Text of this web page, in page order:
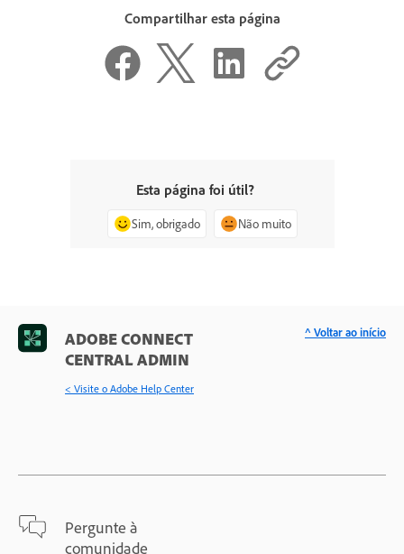
Compartilhar esta página
Esta página foi útil?
Sim, obrigado Não muito
ADOBE CONNECT
CENTRAL ADMIN
< Visite o Adobe Help Center
Pergunte à
comunidade
^ Voltar ao início